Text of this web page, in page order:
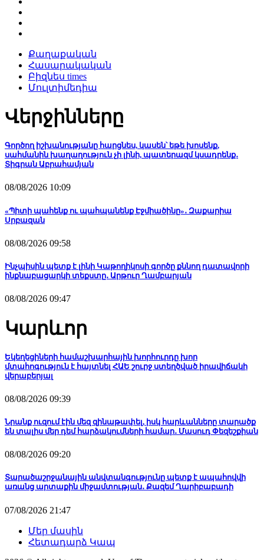
Քաղաքական
Հասարակական
Բիզնես times
Մուլտիմեդիա
Վերջինները
Գործող իշխանությանը հարցնես, կասեն՝ եթե խոսենք,
սահմանին խաղաղություն չի լինի, պատերազմ կսադրենք․
Տիգրան Աբրահամյան
08/08/2026 10:09
«Պիտի պահենք ու պահպանենք Էջմիածինը»․ Զաքարիա
Սրբազան
08/08/2026 09:58
Ինչպիսին պետք է լինի Կաթողիկոսի գործը քննող դատավորի
ինքնաբացարկի տեքստը․ Արթուր Ղամբարյան
08/08/2026 09:47
Կարևոր
Եկեղեցիների համաշխարհային խորհուրդը խոր
մտահոգություն է հայտնել ՀԱԵ շուրջ ստեղծված իրավիճակի
վերաբերյալ
08/08/2026 09:39
Նրանք ուզում էին մեզ զինաթափել, իսկ հարևանները տարածք
են տալիս մեր դեմ հարձակումների համար․ Մասուդ Փեզեշքիան
08/08/2026 09:20
Տարածաշրջանային անվտանգությունը պետք է ապահովվի
առանց արտաքին միջամտության․ Քազեմ Ղարիբաբադի
07/08/2026 21:47
Մեր մասին
Հետադարձ Կապ